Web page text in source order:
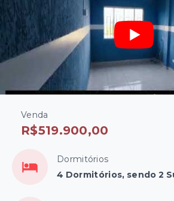
Venda
R$519.900,00
Dormitórios
4 Dormitórios, sendo 2